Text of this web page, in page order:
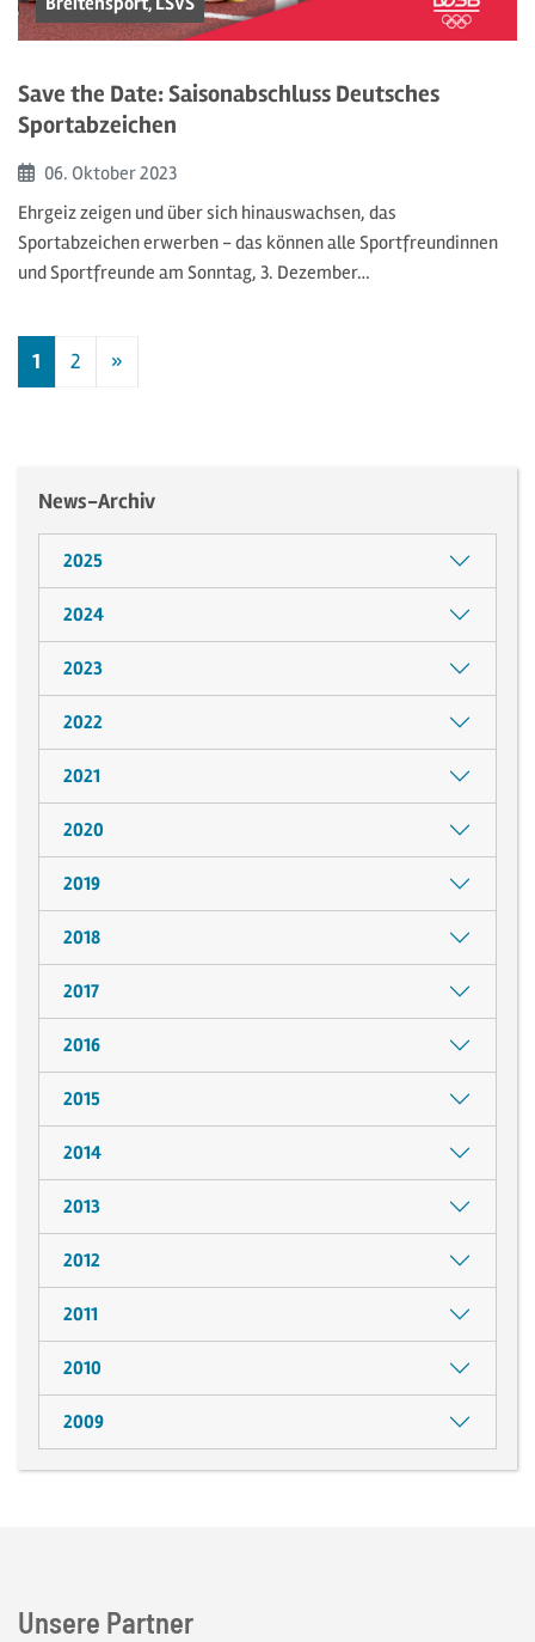
Save the Date: Saisonabschluss Deutsches
Sportabzeichen
Beginn:
06. Oktober2023
Ehrgeiz zeigen und über sich hinauswachsen, das
Sportabzeichen erwerben - das können alle Sportfreundinnen
und Sportfreunde am Sonntag, 3. Dezember…
1 2 »Nächste
News-Archiv
2025
2024
2023
2022
2021
2020
2019
2018
2017
2016
2015
2014
2013
2012
2011
2010
2009
Unsere Partner